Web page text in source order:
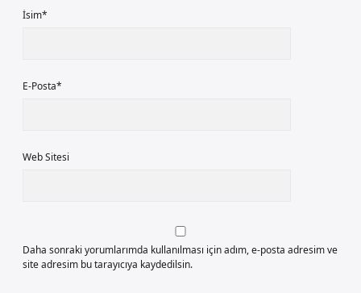
İsim*
E-Posta*
Web Sitesi
Daha sonraki yorumlarımda kullanılması için adım, e-posta adresim ve
site adresim bu tarayıcıya kaydedilsin.